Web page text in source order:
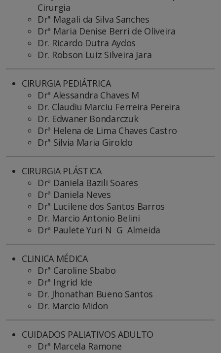
Cirurgia
Drª Magali da Silva Sanches
Drª Maria Denise Berri de Oliveira
Dr. Ricardo Dutra Aydos
Dr. Robson Luiz Silveira Jara
CIRURGIA PEDIÁTRICA
Drª Alessandra Chaves M
Dr. Claudiu Marciu Ferreira Pereira
Dr. Edwaner Bondarczuk
Drª Helena de Lima Chaves Castro
Drª Silvia Maria Giroldo
CIRURGIA PLÁSTICA
Drª Daniela Bazili Soares
Drª Daniela Neves
Drª Lucilene dos Santos Barros
Dr. Marcio Antonio Belini
Drª Paulete Yuri N G Almeida
CLINICA MÉDICA
Drª Caroline Sbabo
Drª Ingrid Ide
Dr. Jhonathan Bueno Santos
Dr. Marcio Midon
CUIDADOS PALIATIVOS ADULTO
Drª Marcela Ramone